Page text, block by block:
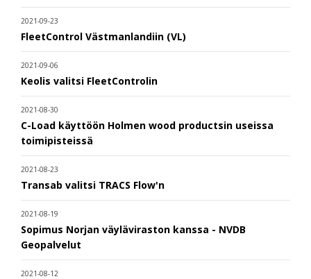
2021-09-23
FleetControl Västmanlandiin (VL)
2021-09-06
Keolis valitsi FleetControlin
2021-08-30
C-Load käyttöön Holmen wood productsin useissa
toimipisteissä
2021-08-23
Transab valitsi TRACS Flow'n
2021-08-19
Sopimus Norjan väyläviraston kanssa - NVDB
Geopalvelut
2021-08-12